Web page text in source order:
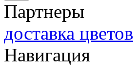
Партнеры
доставка цветов
Навигация